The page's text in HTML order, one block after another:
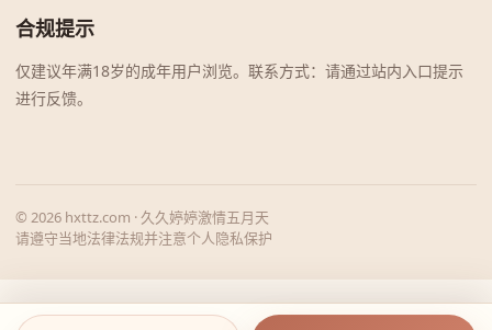
合规提示
仅建议年满18岁的成年用户浏览。联系方式：请通过站内入口提示
进行反馈。
© 2026 hxttz.com · 久久婷婷激情五月天
请遵守当地法律法规并注意个人隐私保护